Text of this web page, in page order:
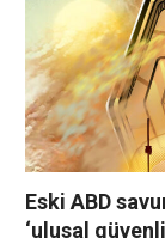
Eski ABD
‘ulusal